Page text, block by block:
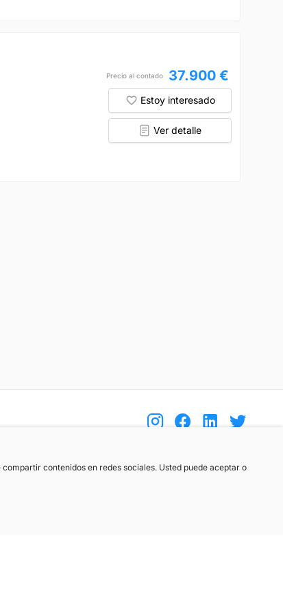
Precio al contado 37.900 €
Estoy interesado
Ver detalle
contenidos en redes sociales. Usted puede aceptar o